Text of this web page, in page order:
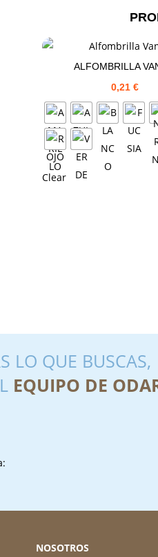
ALFOMBRILLA
0,21 €
Clear
LO QUE BUSCAS,
EQUIPO DE
NOSOTROS